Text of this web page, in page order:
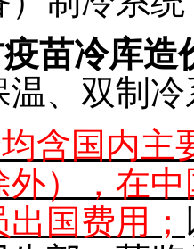
苗冷库造
温、双制
含国内主
外），在
国费用；